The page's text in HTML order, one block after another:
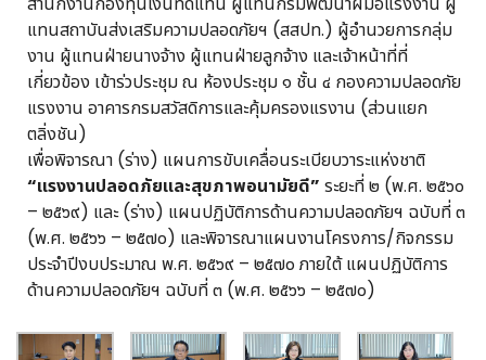
แทนสถาบันส่งเสริมความปลอดภัยฯ (สสปท.) ผู้อำนวยการกลุ่ม
งาน ผู้แทนฝ่ายนางจ้าง ผู้แทนฝ่ายลูกจ้าง และเจ้าหน้าที่ที่
เกี่ยวข้อง เข้าร่วประชุม ณ ห้องประชุม ๑ ชั้น ๔ กองความปลอดภัย
แรงงาน อาคารกรมสวัสดิการและคุ้มครองแรงาน (ส่วนแยก
ตลิ่งชัน)
เพื่อพิจารณา (ร่าง) แผนการขับเคลื่อนระเบียบวาระแห่งชาติ
“แรงงานปลอดภัยและสุขภาพอนามัยดี” ระยะที่ ๒ (พ.ศ. ๒๕๖๐
– ๒๕๖๙) และ (ร่าง) แผนปฏิบัติการด้านความปลอดภัยฯ ฉบับที่ ๓
(พ.ศ. ๒๕๖๖ – ๒๕๗๐) และพิจารณาแผนงานโครงการ/กิจกรรม
ประจำปีงบประมาณ พ.ศ. ๒๕๖๙ – ๒๕๗๐ ภายใต้ แผนปฏิบัติการ
ด้านความปลอดภัยฯ ฉบับที่ ๓ (พ.ศ. ๒๕๖๖ – ๒๕๗๐)